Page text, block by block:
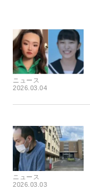
ニュース
2026.03.04
ニュース
2026.03.03